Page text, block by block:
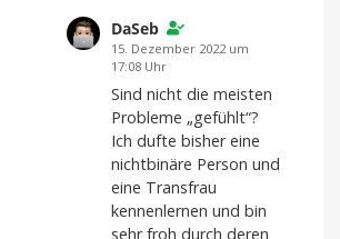
DaSeb
15. Dezember 2022 um
17:08 Uhr
Sind nicht die meisten
Probleme „gefühlt“?
Ich dufte bisher eine
nichtbinäre Person und
eine Transfrau
kennenlernen und bin
sehr froh durch deren